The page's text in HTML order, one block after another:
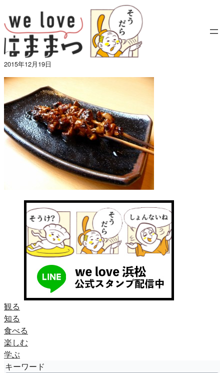
容
を
ス
キ
ッ
プ
2015年12月19日
観る
知る
食べる
楽しむ
学ぶ
キーワード